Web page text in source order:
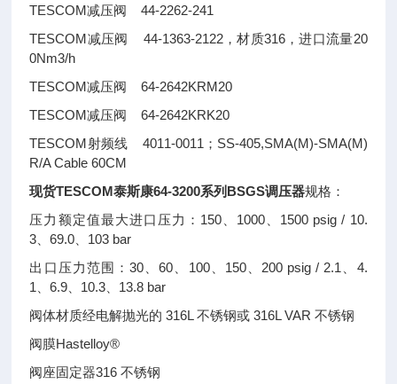
TESCOM减压阀 44-2262-241
TESCOM减压阀 44-1363-2122，材质316，进口流量20
0Nm3/h
TESCOM减压阀 64-2642KRM20
TESCOM减压阀 64-2642KRK20
TESCOM射频线 4011-0011；SS-405,SMA(M)-SMA(M)
R/A Cable 60CM
现货TESCOM泰斯康64-3200系列BSGS调压器规格：
压力额定值最大进口压力：150、1000、1500 psig / 10.
3、69.0、103 bar
出口压力范围：30、60、100、150、200 psig / 2.1、4.
1、6.9、10.3、13.8 bar
阀体材质经电解抛光的 316L 不锈钢或 316L VAR 不锈钢
阀膜Hastelloy®
阀座固定器316 不锈钢